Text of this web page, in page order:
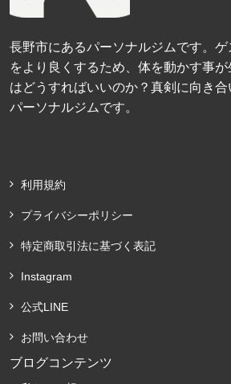
長野市にあるパーソナルジムです。
をより良くするため、体を動かす事
はどうすればいいのか？真剣に向き
パーソナルジムです。
利用規約
プライバシーポリシー
特定商取引法に基づく表記
Instagram
公式LINE
お問い合わせ
ブログコンテンツ